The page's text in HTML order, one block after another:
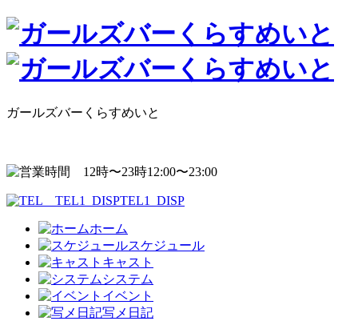
ガールズバーくらすめいと
12:00〜23:00
TEL1_DISP
ホーム
スケジュール
キャスト
システム
イベント
写メ日記